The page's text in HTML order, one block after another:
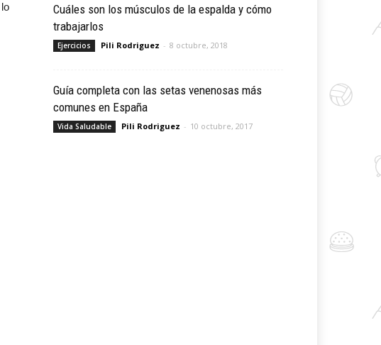
Cuáles son los músculos de la espalda y cómo
trabajarlos
Ejercicios Pili Rodriguez - 8 octubre, 2018
Guía completa con las setas venenosas más
comunes en España
Vida Saludable Pili Rodriguez - 10 octubre, 2017